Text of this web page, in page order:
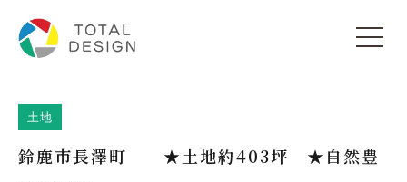
土地
鈴鹿市長澤町 ★土地約403坪 ★自然豊